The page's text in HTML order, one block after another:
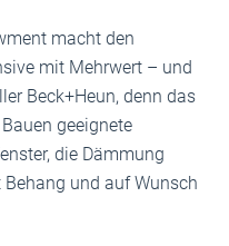
macht den
mit Mehrwert – und
Beck+Heun, denn das
geeignete
die Dämmung
und auf Wunsch